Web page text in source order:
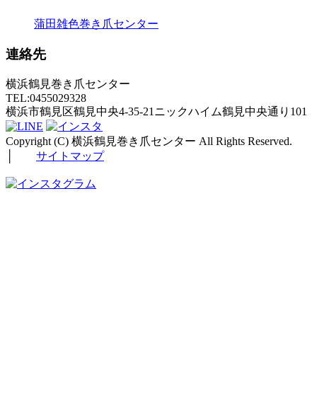
蒲田雑色巻き爪センター
連絡先
横浜鶴見巻き爪センター
TEL:0455029328
横浜市鶴見区鶴見中央4-35-21ニックハイム鶴見中央通り101
Copyright (C) 横浜鶴見巻き爪センター All Rights Reserved.
サイトマップ